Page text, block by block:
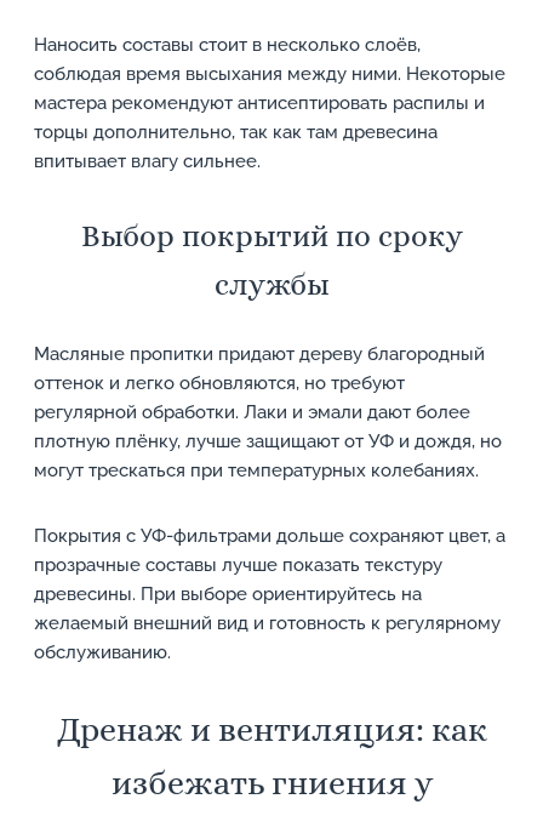
Наносить составы стоит в несколько слоёв,
соблюдая время высыхания между ними. Некоторые
мастера рекомендуют антисептировать распилы и
торцы дополнительно, так как там древесина
впитывает влагу сильнее.
Выбор покрытий по сроку
службы
Масляные пропитки придают дереву благородный
оттенок и легко обновляются, но требуют
регулярной обработки. Лаки и эмали дают более
плотную плёнку, лучше защищают от УФ и дождя, но
могут трескаться при температурных колебаниях.
Покрытия с УФ-фильтрами дольше сохраняют цвет, а
прозрачные составы лучше показать текстуру
древесины. При выборе ориентируйтесь на
желаемый внешний вид и готовность к регулярному
обслуживанию.
Дренаж и вентиляция: как
избежать гниения у